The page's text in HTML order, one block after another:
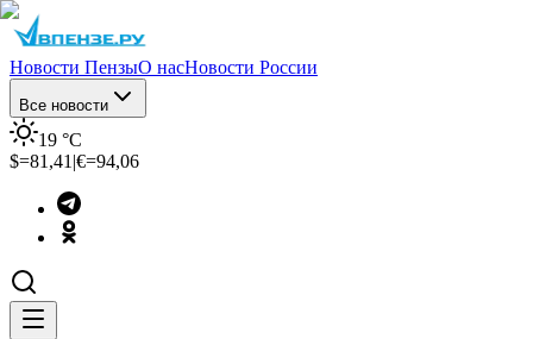
Новости ПензыО насНовости России
Все новости
19 °C
$=81,41 |€=94,06